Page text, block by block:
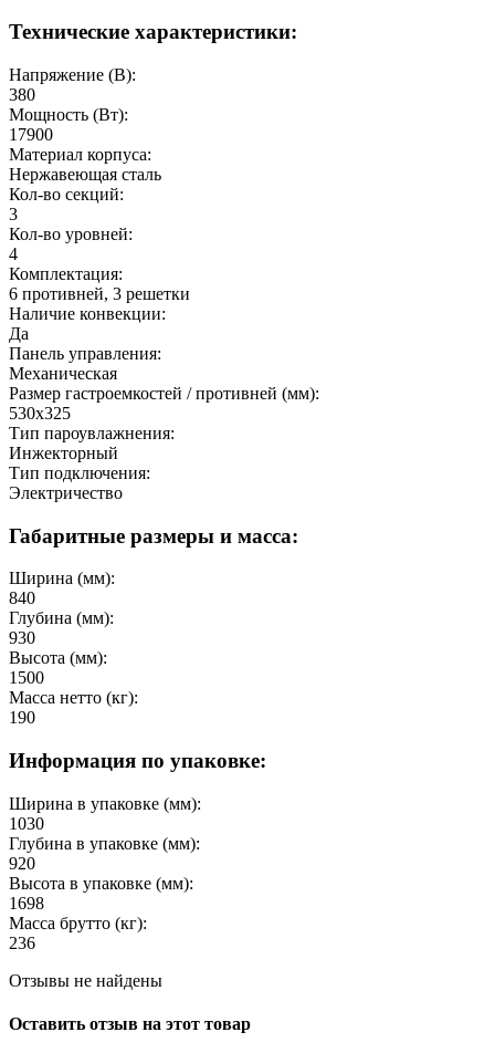
Технические характеристики:
Напряжение (В):
380
Мощность (Вт):
17900
Материал корпуса:
Нержавеющая сталь
Кол-во секций:
3
Кол-во уровней:
4
Комплектация:
6 противней, 3 решетки
Наличие конвекции:
Да
Панель управления:
Механическая
Размер гастроемкостей / противней (мм):
530x325
Тип пароувлажнения:
Инжекторный
Тип подключения:
Электричество
Габаритные размеры и масса:
Ширина (мм):
840
Глубина (мм):
930
Высота (мм):
1500
Масса нетто (кг):
190
Информация по упаковке:
Ширина в упаковке (мм):
1030
Глубина в упаковке (мм):
920
Высота в упаковке (мм):
1698
Масса брутто (кг):
236
Отзывы не найдены
Оставить отзыв на этот товар